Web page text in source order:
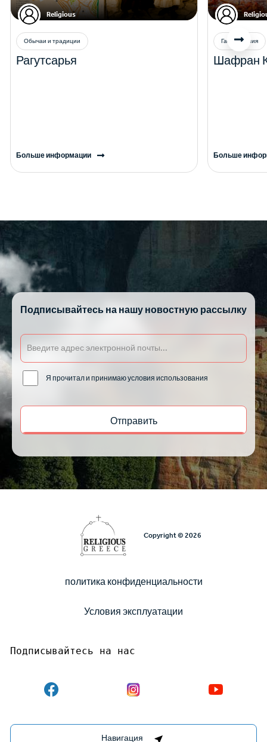
Навигация
Religious
Обычаи и традиции
Рагутсарья
Больше информации
Гастрономия
Шафран
Больше
Подписывайтесь на нашу новостную рассылку
Я прочитал и принимаю условия использования
Copyright © 2026
Υποσέλιδο
политика конфиденциальности
Условия эксплуатации
Подписывайтесь на нас
Destinations Management System by